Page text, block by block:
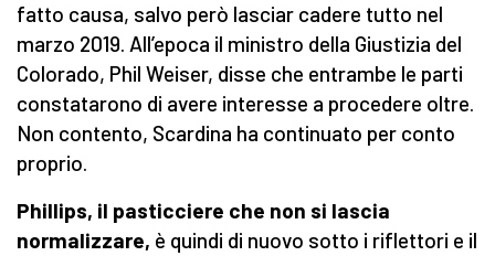
fatto causa, salvo però lasciar cadere tutto nel
marzo 2019. All’epoca il ministro della Giustizia del
Colorado, Phil Weiser, disse che entrambe le parti
constatarono di avere interesse a procedere oltre.
Non contento, Scardina ha continuato per conto
proprio.
Phillips, il pasticciere che non si lascia
normalizzare, è quindi di nuovo sotto i riflettori e il